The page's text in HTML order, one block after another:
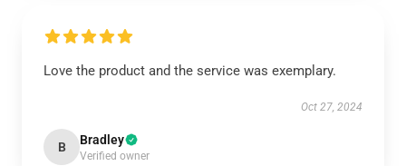
Love the product and the service was exemplary.
Oct 27, 2024
B Bradley
Verified owner